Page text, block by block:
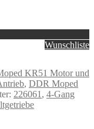
Wunschliste
KR51 Motor und
, DDR Moped
226061 , 4-Gang